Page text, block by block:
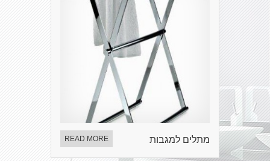
מתלים למגבות READ MORE